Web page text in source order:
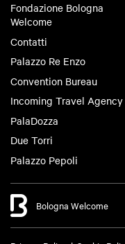
Fondazione Bologna
Welcome
Contatti
Palazzo Re Enzo
Convention Bureau
Incoming Travel Agency
PalaDozza
Due Torri
Palazzo Pepoli
Bologna Welcome